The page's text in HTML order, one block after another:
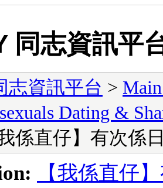
同志資訊平
志資訊平台 >
Dating &
係直仔】有次係
【我係直仔